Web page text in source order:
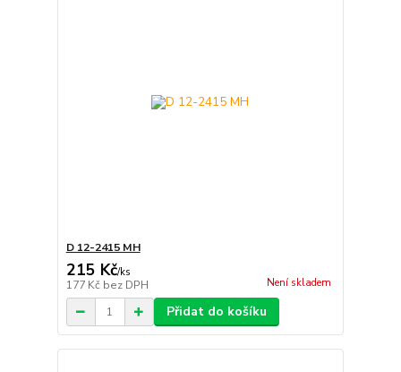
D 12-2415 MH
215 Kč/ks
177 Kč bez DPH Není skladem
Přidat do košíku